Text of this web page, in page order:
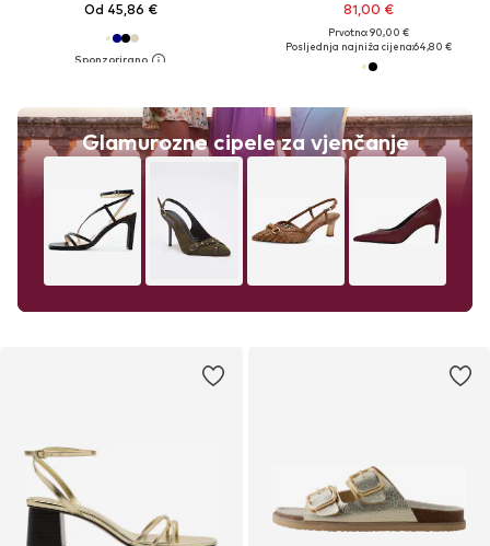
Od 45,86 €
Glamurozne cipele za vjenčanje
81,00 €
Prvotno: 90,00 €
Posljednja najniža cijena:64,80 €